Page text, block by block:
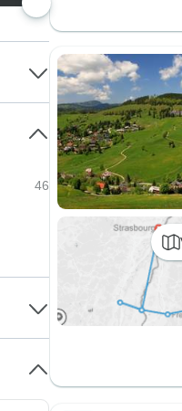
46